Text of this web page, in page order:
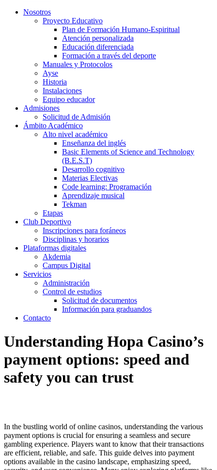
Nosotros
Proyecto Educativo
Plan de Formación Humano-Espiritual
Atención personalizada
Educación diferenciada
Formación a través del deporte
Manuales y Protocolos
Ayse
Historia
Instalaciones
Equipo educador
Admisiones
Solicitud de Admisión
Ámbito Académico
Alto nivel académico
Enseñanza del inglés
Basic Elements of Science and Technology
(B.E.S.T)
Desarrollo cognitivo
Materias Electivas
Code learning: Programación
Aprendizaje musical
Tekman
Etapas
Club Deportivo
Inscripciones para foráneos
Disciplinas y horarios
Plataformas digitales
Akdemia
Campus Digital
Servicios
Administración
Control de estudios
Solicitud de documentos
Información para graduandos
Contacto
Understanding Hopa Casino’s
payment options: speed and
safety you can trust
In the bustling world of online casinos, understanding the various
payment options is crucial for ensuring a seamless and secure
gambling experience. Players want to know that their transactions
are efficient, reliable, and safe. This guide delves into payment
options available in the casino landscape, emphasizing speed,